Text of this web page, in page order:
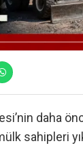
daha
sahipleri